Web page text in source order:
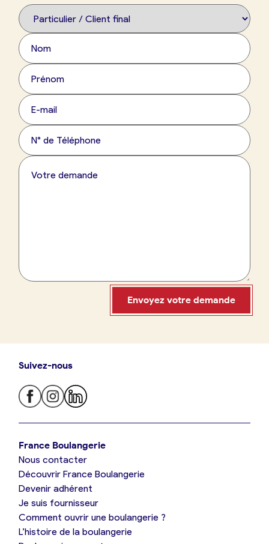
Je trouve ma boulangerie
Je suis boulanger
Je découvre France Boulangerie
Mes tarifs
Je crée mon compte
09 86 23 49 09
Non, annuler
Envoyez votre demande
Suivez-nous
France Boulangerie
Nous contacter
Découvrir France Boulangerie
Devenir adhérent
Je suis fournisseur
Comment ouvrir une boulangerie ?
L’histoire de la boulangerie